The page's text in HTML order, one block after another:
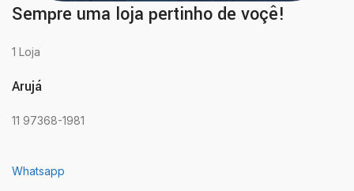
Sempre uma loja pertinho de voçê!
1 Loja
Arujá
11 97368-1981
Whatsapp